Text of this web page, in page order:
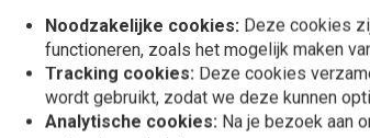
Noodzakelijke cookies: Deze cookies
functioneren, zoals het mogelijk maken
Tracking cookies: Deze cookies
wordt gebruikt, zodat we deze kunnen
Analytische cookies: Na je bezoek aan